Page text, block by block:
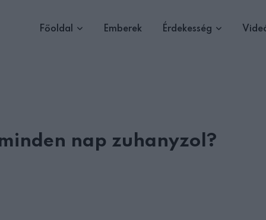
Főoldal Emberek Érdekesség
nap zuhanyzol?